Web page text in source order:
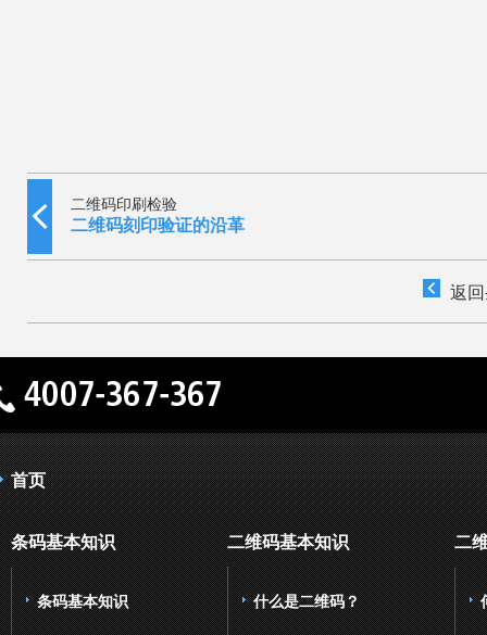
二维码印刷检验
二维码刻印验证的沿革
返
首页
条码基本知识
条码基本知识
二维码基本知识
什么是二维码？
二